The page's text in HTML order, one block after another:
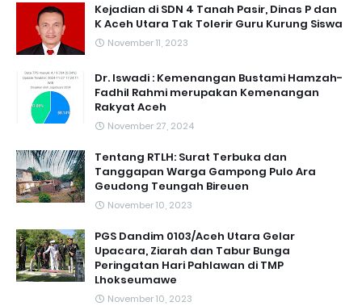
Kejadian di SDN 4 Tanah Pasir, Dinas P dan
K Aceh Utara Tak Tolerir Guru Kurung Siswa
November 11, 2023
Dr. Iswadi : Kemenangan Bustami Hamzah-
Fadhil Rahmi merupakan Kemenangan
Rakyat Aceh
November 27, 2024
Tentang RTLH: Surat Terbuka dan
Tanggapan Warga Gampong Pulo Ara
Geudong Teungah Bireuen
November 10, 2023
PGS Dandim 0103/Aceh Utara Gelar
Upacara, Ziarah dan Tabur Bunga
Peringatan Hari Pahlawan di TMP
Lhokseumawe
November 10, 2023